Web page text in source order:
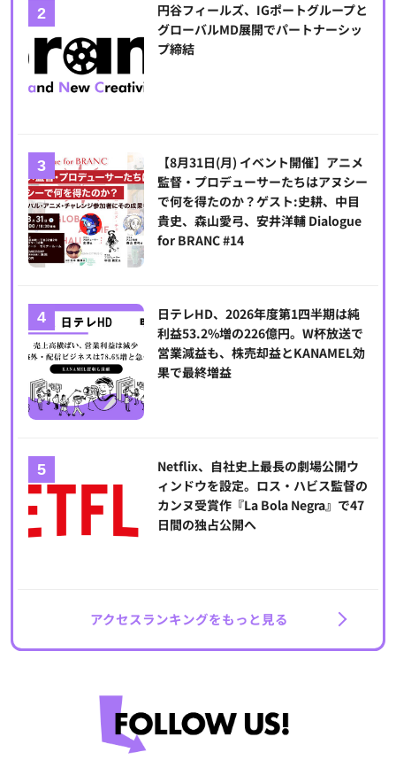
円谷フィールズ、IGポートグループと
グローバルMD展開でパートナーシッ
プ締結
【8月31日(月) イベント開催】アニメ
監督・プロデューサーたちはアヌシー
で何を得たのか？ゲスト:史耕、中目
貴史、森山愛弓、安井洋輔 Dialogue
for BRANC #14
日テレHD、2026年度第1四半期は純
利益53.2%増の226億円。W杯放送で
営業減益も、株売却益とKANAMEL効
果で最終増益
Netflix、自社史上最長の劇場公開ウ
ィンドウを設定。ロス・ハビス監督の
カンヌ受賞作『La Bola Negra』で47
日間の独占公開へ
アクセスランキングをもっと見る